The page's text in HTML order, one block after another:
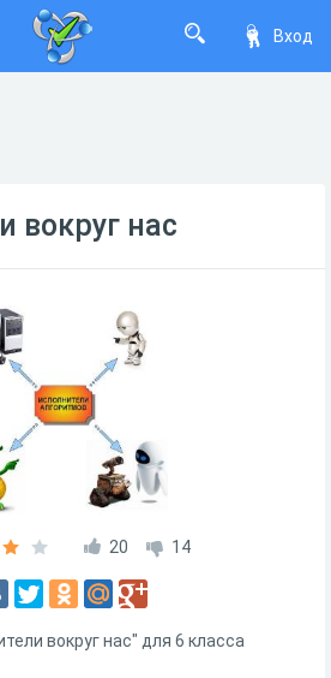
Вход
вокруг нас
20 14
вокруг нас" для 6 класса